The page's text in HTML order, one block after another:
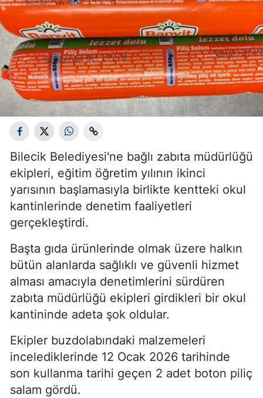
Bilecik Belediyesi'ne bağlı zabıta müdürlüğü
ekipleri, eğitim öğretim yılının ikinci
yarısının başlamasıyla birlikte kentteki okul
kantinlerinde denetim faaliyetleri
gerçekleştirdi.
Başta gıda ürünlerinde olmak üzere halkın
bütün alanlarda sağlıklı ve güvenli hizmet
alması amacıyla denetimlerini sürdüren
zabıta müdürlüğü ekipleri girdikleri bir okul
kantininde adeta şok oldular.
Ekipler buzdolabındaki malzemeleri
incelediklerinde 12 Ocak 2026 tarihinde
son kullanma tarihi geçen 2 adet boton piliç
salam gördü.